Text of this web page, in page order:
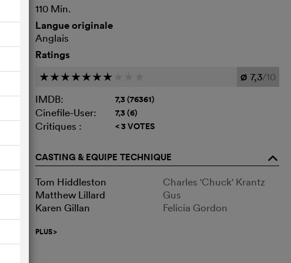
110 Min.
Langue originale
Anglais
Ratings
c c c c c c c Ø 7,3/10
IMDB:
7,3 (76361)
Cinefile-User: 7,3 (6)
Critiques : < 3 VOTES
CASTING & EQUIPE TECHNIQUE o
Tom Hiddleston
Charles 'Chuck' Krantz
Matthew Lillard
Gus
Karen Gillan
Felicia Gordon
PLUS>